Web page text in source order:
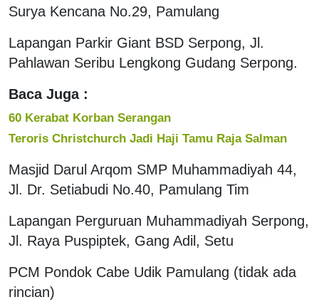
Surya Kencana No.29, Pamulang
Lapangan Parkir Giant BSD Serpong, Jl.
Pahlawan Seribu Lengkong Gudang Serpong.
Baca Juga :
60 Kerabat Korban Serangan
Teroris Christchurch Jadi Haji Tamu Raja Salman
Masjid Darul Arqom SMP Muhammadiyah 44,
Jl. Dr. Setiabudi No.40, Pamulang Tim
Lapangan Perguruan Muhammadiyah Serpong,
Jl. Raya Puspiptek, Gang Adil, Setu
PCM Pondok Cabe Udik Pamulang (tidak ada
rincian)